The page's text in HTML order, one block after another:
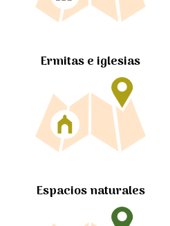
Ermitas e iglesias
Espacios naturales